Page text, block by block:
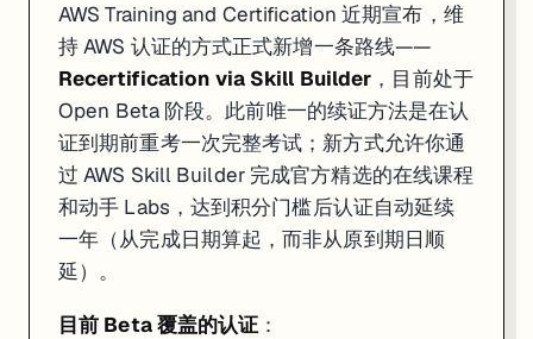
5. AWS Lab Maker 上线：Skill Builder Team 用户可自然语
：AWS 在 Skill Builder Team 订阅里加了 Lab Maker，描述
AWS 于2026 年 5 月 在 AWS Skill Builder 推出Lab Maker。原来的
当前仅限AWS Skill Builder Team 订阅用户使用（Team 订阅针对企
来源：Generate instant, personalized labs with Lab Maker —
二、免费 / 限免课程
1. Google Cloud Skills Boost — 5 门 GenAI 入门课完全免费
AWS Training and Certification 近期宣布，维
持 AWS 认证的方式正式新增一条路线——
Recertification via Skill Builder ，目前处于
Open Beta 阶段。此前唯一的续证方法是在认
证到期前重考一次完整考试；新方式允许你通
过 AWS Skill Builder 完成官方精选的在线课程
和动手 Labs，达到积分门槛后认证自动延续
一年（从完成日期算起，而非从原到期日顺
延）。
目前 Beta 覆盖的认证 ：